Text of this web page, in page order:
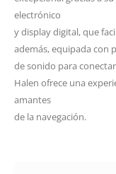
electrónico
y display digital, que
además, equipada con
de sonido para
Halen ofrece una
amantes
de la navegación.